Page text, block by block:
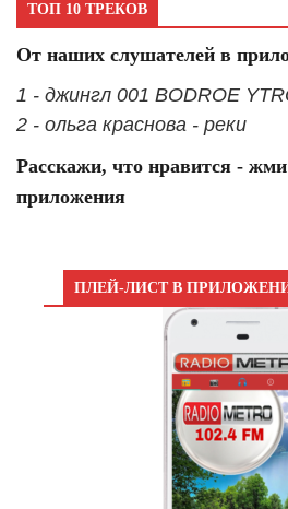
ТОП 10 ТРЕКОВ
От наших слушателей в
1 - джингл 001 BODROE
2 - ольга краснова - реки
Расскажи, что нравится -
приложения
ПЛЕЙ-ЛИСТ В